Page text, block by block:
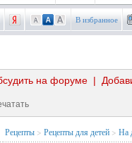
В избранное
|
на форуме
Рецепты > Рецепты для детей > На